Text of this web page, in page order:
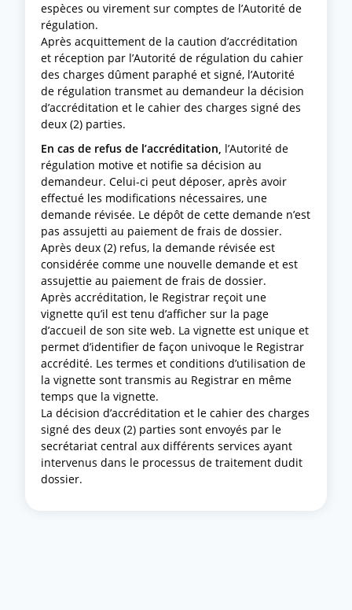
espèces ou virement sur comptes de l’Autorité de
régulation.
Après acquittement de la caution d’accréditation
et réception par l’Autorité de régulation du cahier
des charges dûment paraphé et signé, l’Autorité
de régulation transmet au demandeur la décision
d’accréditation et le cahier des charges signé des
deux (2) parties.
En cas de refus de l’accréditation, l’Autorité de
régulation motive et notifie sa décision au
demandeur. Celui-ci peut déposer, après avoir
effectué les modifications nécessaires, une
demande révisée. Le dépôt de cette demande n’est
pas assujetti au paiement de frais de dossier.
Après deux (2) refus, la demande révisée est
considérée comme une nouvelle demande et est
assujettie au paiement de frais de dossier.
Après accréditation, le Registrar reçoit une
vignette qu’il est tenu d’afficher sur la page
d’accueil de son site web. La vignette est unique et
permet d’identifier de façon univoque le Registrar
accrédité. Les termes et conditions d’utilisation de
la vignette sont transmis au Registrar en même
temps que la vignette.
La décision d’accréditation et le cahier des charges
signé des deux (2) parties sont envoyés par le
secrétariat central aux différents services ayant
intervenus dans le processus de traitement dudit
dossier.